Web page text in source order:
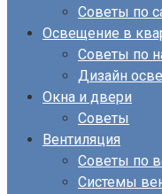
Советы по
Освещение в
Советы по
Дизайн
Окна и двери
Советы
Вентиляция
Советы по
Системы